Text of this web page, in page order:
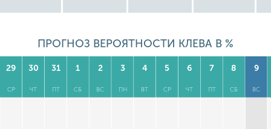
ПРОГНОЗ ВЕРОЯТНОСТИ КЛЕВА В %
29
СР
30
ЧТ
31
ПТ
1
СБ
2
ВС
3
ПН
4
ВТ
5
СР
6
ЧТ
7
ПТ
8
СБ
9
ВС